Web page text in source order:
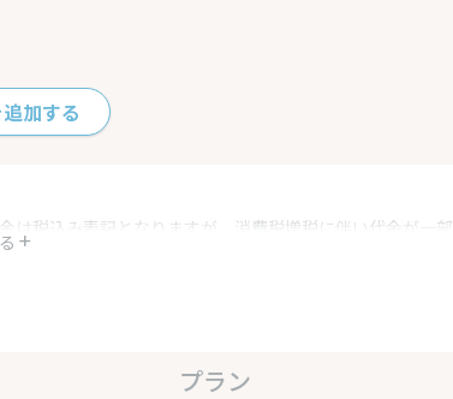
加する
は税込み表記となりますが、消費税増税に伴い代金が一部
プラン